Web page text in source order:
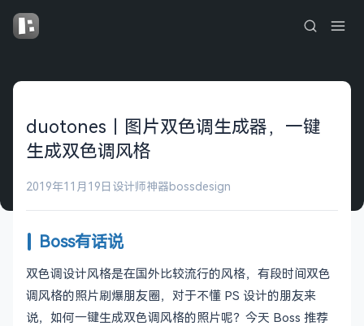
duotones｜图片双色调生成器，一键
生成双色调风格
2019年11月19日 设计师神器bossdesign
Boss有话说
双色调设计风格是在国外比较流行的风格，有段时间双色
调风格的照片刷爆朋友圈，对于不懂 PS 设计的朋友来
说，如何一键生成双色调风格的照片呢？今天 Boss 推荐